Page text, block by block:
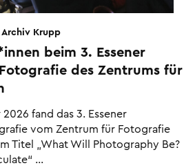
Krupp
beim 3. Essener
des Zentrums für
fand das 3. Essener
vom Zentrum für Fotografie
Titel „What Will Photography Be?
…